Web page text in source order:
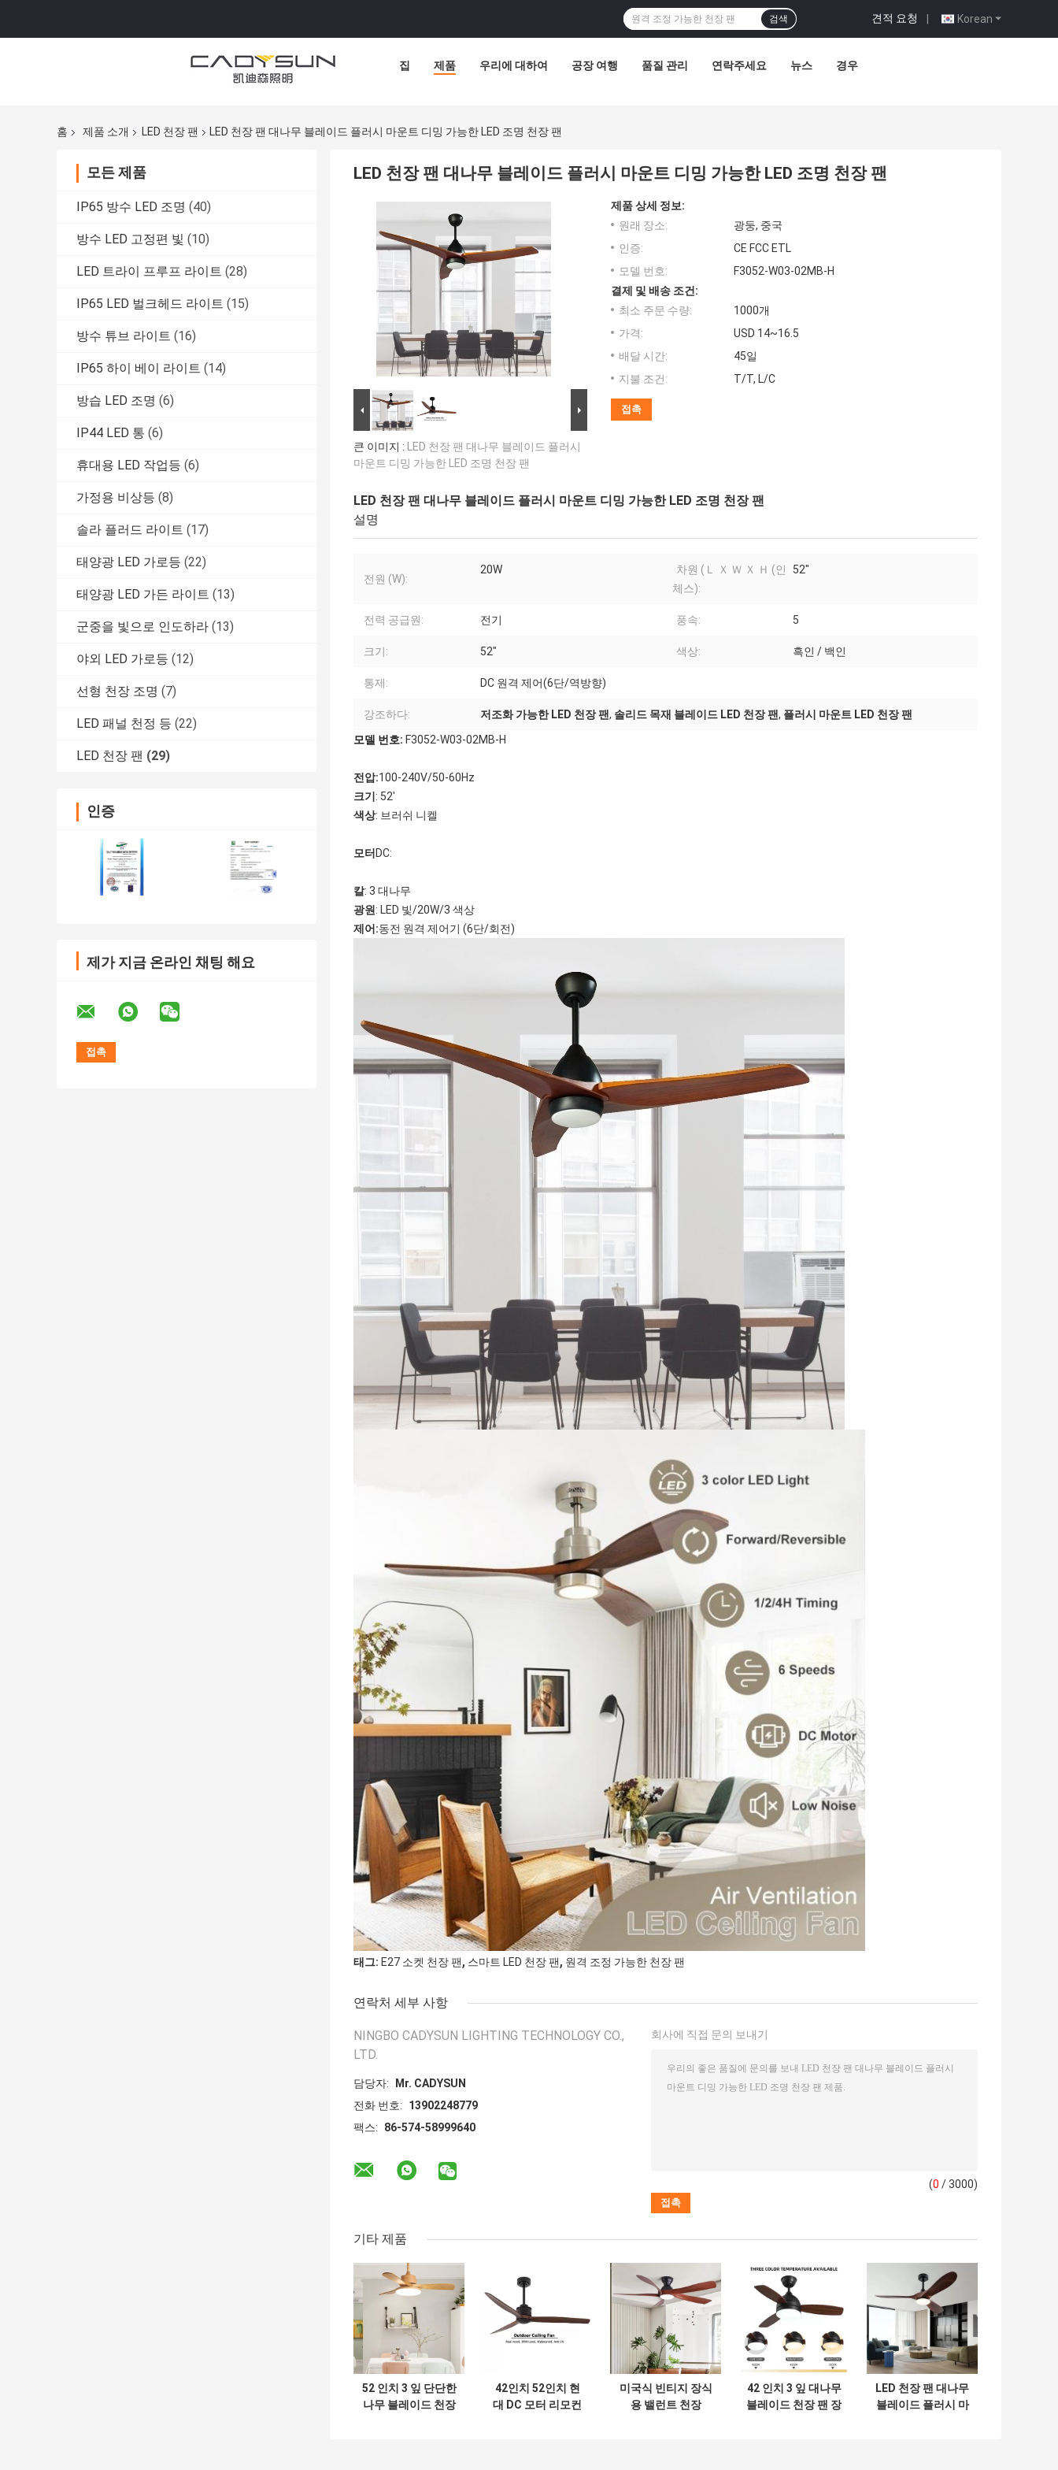
Korean
견적 요청 |
검색
집 제품 우리에 대하여 공장 여행 품질 관리 연락주세요 뉴스 경우
홈 제품 소개 LED 천장 팬 LED 천장 팬 대나무 블레이드 플러시 마운트 디밍 가능한 LED 조명 천장 팬
모든 제품
IP65 방수 LED 조명 (40)
방수 LED 고정편 빛 (10)
LED 트라이 프루프 라이트 (28)
IP65 LED 벌크헤드 라이트 (15)
방수 튜브 라이트 (16)
IP65 하이 베이 라이트 (14)
방습 LED 조명 (6)
IP44 LED 통 (6)
휴대용 LED 작업등 (6)
가정용 비상등 (8)
솔라 플러드 라이트 (17)
태양광 LED 가로등 (22)
태양광 LED 가든 라이트 (13)
군중을 빛으로 인도하라 (13)
야외 LED 가로등 (12)
선형 천장 조명 (7)
LED 패널 천정 등 (22)
LED 천장 팬 (29)
인증
제가 지금 온라인 채팅 해요
LED 천장 팬 대나무 블레이드 플러시 마운트 디밍 가능한 LED 조명 천장 팬
큰 이미지 : LED 천장 팬 대나무 블레이드 플러시
마운트 디밍 가능한 LED 조명 천장 팬
제품 상세 정보:
원래 장소:
광둥, 중국
인증:
CE FCC ETL
모델 번호:
F3052-W03-02MB-H
결제 및 배송 조건:
최소 주문 수량:
1000개
가격:
USD 14~16.5
배달 시간:
45일
지불 조건:
T/T, L/C
접촉
LED 천장 팬 대나무 블레이드 플러시 마운트 디밍 가능한 LED 조명 천장 팬
설명
전원 (W):
20W
차원 (Ｌ Ｘ Ｗ Ｘ Ｈ (인
체스):
52"
전력 공급원: 전기 풍속: 5
크기: 52" 색상: 흑인 / 백인
통제: DC 원격 제어(6단/역방향)
강조하다: 저조화 가능한 LED 천장 팬, 솔리드 목재 블레이드 LED 천장 팬, 플러시 마운트 LED 천장 팬
모델 번호: F3052-W03-02MB-H
전압:100-240V/50-60Hz
크기 : 52'
색상: 브러쉬 니켈
모터 DC:
칼: 3 대나무
광원: LED 빛/20W/3 색상
제어:동전 원격 제어기 (6단/회전)
태그: E27 소켓 천장 팬, 스마트 LED 천장 팬, 원격 조정 가능한 천장 팬
연락처 세부 사항
NINGBO CADYSUN LIGHTING TECHNOLOGY CO.,
LTD.
담당자:
Mr. CADYSUN
전화 번호:
13902248779
팩스:
86-574-58999640
회사에 직접 문의 보내기
(0 / 3000)
기타 제품
52 인치 3 잎 단단한
나무 블레이드 천장
42인치 52인치 현
대 DC 모터 리모컨
미국식 빈티지 장식
용 밸런트 천장
42 인치 3 잎 대나무
블레이드 천장 팬 장
LED 천장 팬 대나무
블레이드 플러시 마